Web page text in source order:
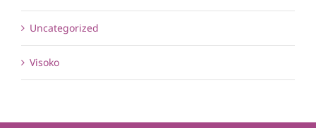
Uncategorized
Visoko